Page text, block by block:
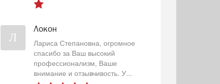
Л
Локон
Лариса Степановна, огромное
спасибо за Ваш высокий
профессионализм, Ваше
внимание и отзывчивость. У...